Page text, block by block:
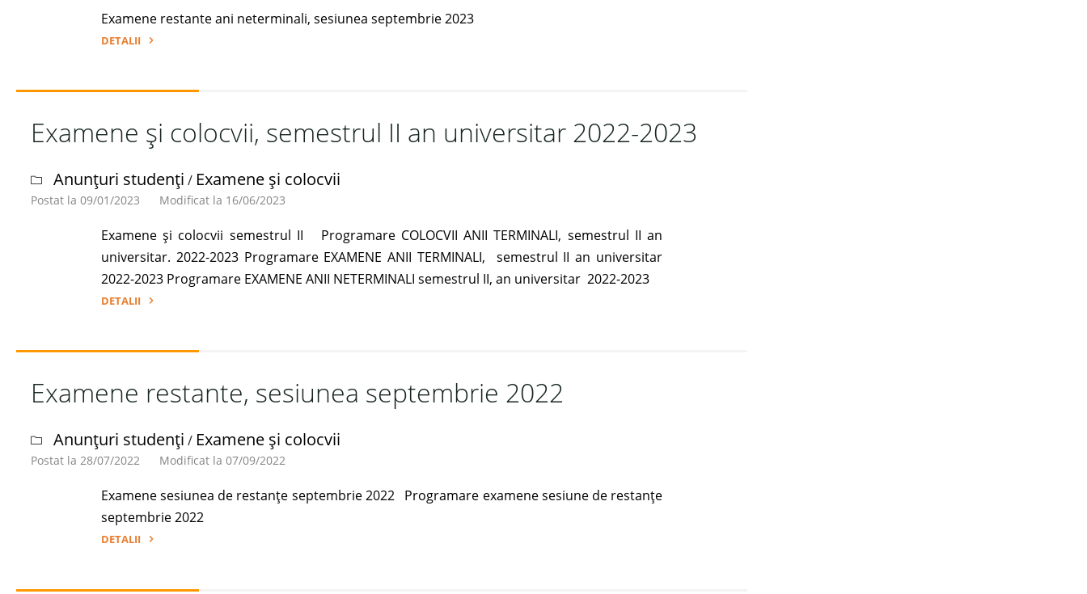
2024"
Examene restante ani neterminali, sesiunea septembrie 2023
DETALII
2023"
Examene și colocvii, semestrul II an universitar 2022-2023
Anunțuri studenți / Examene și colocvii
Postat la 09/01/2023 Modificat la 16/06/2023
Examene și colocvii semestrul II Programare COLOCVII ANII TERMINALI, semestrul II an
universitar. 2022-2023 Programare EXAMENE ANII TERMINALI, semestrul II an universitar
2022-2023 Programare EXAMENE ANII NETERMINALI semestrul II, an universitar 2022-2023
DETALII
II
universitar
2022-
2023"
Examene restante, sesiunea septembrie 2022
Anunțuri studenți / Examene și colocvii
Postat la 28/07/2022 Modificat la 07/09/2022
Examene sesiunea de restanțe septembrie 2022 Programare examene sesiune de restanțe
septembrie 2022
DETALII